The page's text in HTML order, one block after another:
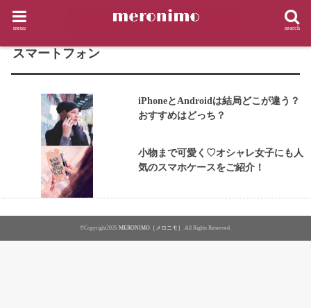
search
menu
HOME タグ : スマートフォン
スマートフォン
iPhoneとAndroidは結局どこが違う？
おすすめはどっち？
小物まで可愛く♡オシャレ女子にも人
気のスマホケースをご紹介！
©Copyright2026 MERONIMO［メロニモ］ .All Rights Reserved.